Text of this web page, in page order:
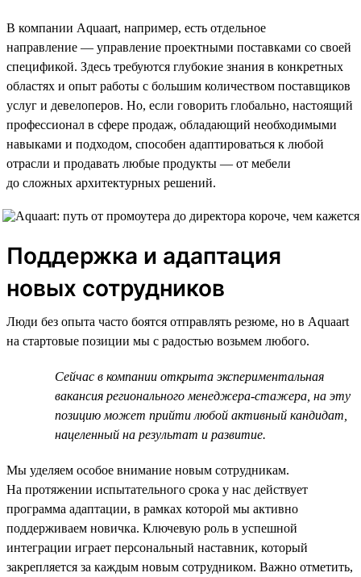
В компании Aquaart, например, есть отдельное
направление — управление проектными поставками со своей
спецификой. Здесь требуются глубокие знания в конкретных
областях и опыт работы с большим количеством поставщиков
услуг и девелоперов. Но, если говорить глобально, настоящий
профессионал в сфере продаж, обладающий необходимыми
навыками и подходом, способен адаптироваться к любой
отрасли и продавать любые продукты — от мебели
до сложных архитектурных решений.
Поддержка и адаптация
новых сотрудников
Люди без опыта часто боятся отправлять резюме, но в Aquaart
на стартовые позиции мы с радостью возьмем любого.
Сейчас в компании открыта экспериментальная
вакансия регионального менеджера-стажера, на эту
позицию может прийти любой активный кандидат,
нацеленный на результат и развитие.
Мы уделяем особое внимание новым сотрудникам.
На протяжении испытательного срока у нас действует
программа адаптации, в рамках которой мы активно
поддерживаем новичка. Ключевую роль в успешной
интеграции играет персональный наставник, который
закрепляется за каждым новым сотрудником. Важно отметить,